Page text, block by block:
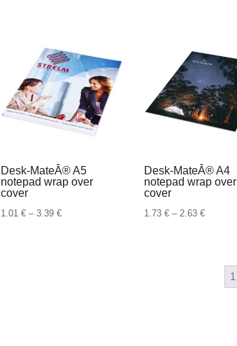
Desk-MateÂ® A5
notepad wrap over
cover
1.01 € – 3.39 €Raspon
Desk-MateÂ® A4
notepad wrap over
cover
1.73 € – 2.63 €Raspon
1.73 €
1